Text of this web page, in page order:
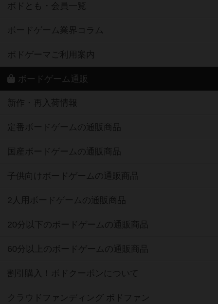
ボドとも・会員一覧
ボードゲーム業界コラム
ボドゲーマご利用案内
ボードゲーム通販
新作・再入荷情報
定番ボードゲームの通販商品
国産ボードゲームの通販商品
子供向けボードゲームの通販商品
2人用ボードゲームの通販商品
20分以下のボードゲームの通販商品
60分以上のボードゲームの通販商品
割引購入！ボドクーポンについて
クラウドファンディング ボドファン